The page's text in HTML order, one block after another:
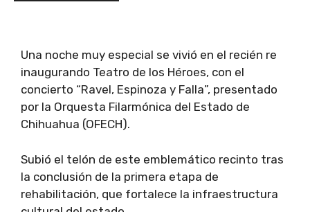
Una noche muy especial se vivió en el recién re
inaugurando Teatro de los Héroes, con el
concierto “Ravel, Espinoza y Falla”, presentado
por la Orquesta Filarmónica del Estado de
Chihuahua (OFECH).
Subió el telón de este emblemático recinto tras
la conclusión de la primera etapa de
rehabilitación, que fortalece la infraestructura